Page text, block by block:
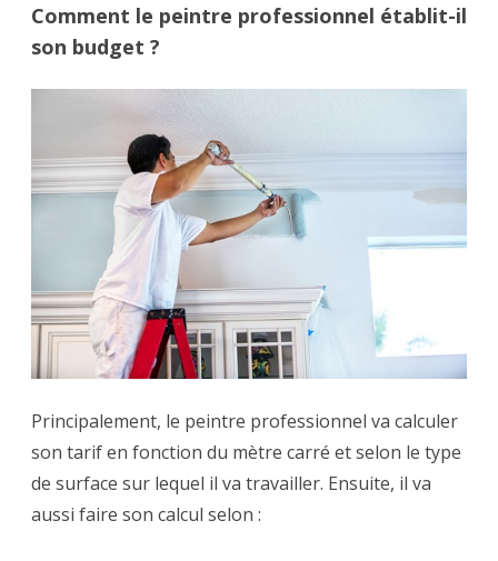
Comment le peintre professionnel établit-il
son budget ?
Principalement, le peintre professionnel va calculer
son tarif en fonction du mètre carré et selon le type
de surface sur lequel il va travailler. Ensuite, il va
aussi faire son calcul selon :